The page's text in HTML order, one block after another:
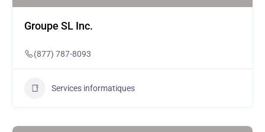
Groupe SL Inc.
(877) 787-8093
Services informatiques